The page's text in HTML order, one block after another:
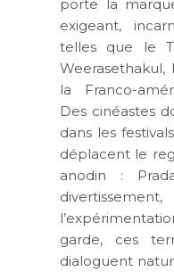
porte la
exigeant,
telles que le
Weerasethakul,
la Franco-
Des cinéastes
dans les
déplacent le
anodin :
garde, ces
dialoguent